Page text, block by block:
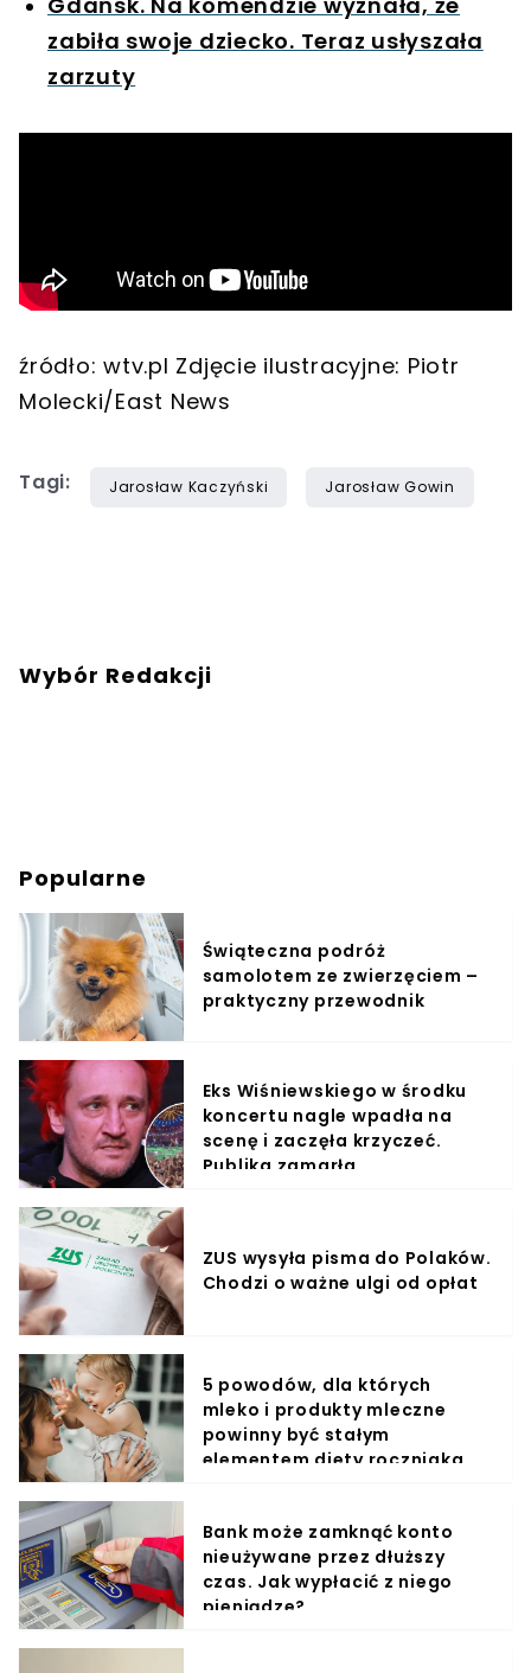
zabiła swoje dziecko. Teraz usłyszała
zarzuty
źródło: wtv.pl Zdjęcie ilustracyjne: Piotr
Molecki/East News
Tagi: Jarosław Kaczyński Jarosław Gowin
Wybór Redakcji
Popularne
Świąteczna podróż
samolotem ze zwierzęciem –
praktyczny przewodnik
Eks Wiśniewskiego w środku
koncertu nagle wpadła na
scenę i zaczęła krzyczeć.
Publika zamarła
ZUS wysyła pisma do Polaków.
Chodzi o ważne ulgi od opłat
5 powodów, dla których
mleko i produkty mleczne
powinny być stałym
elementem diety roczniaka
Bank może zamknąć konto
nieużywane przez dłuższy
czas. Jak wypłacić z niego
pieniądze?